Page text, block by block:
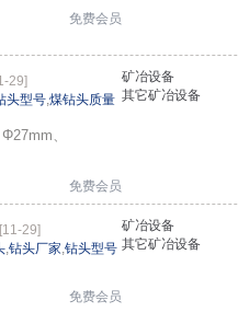
免费会员
29]
头型号,煤钻头质量
、
免费会员
矿冶设备
其它矿冶设备
[11-29]
,钻头厂家,钻头型号
免费会员
矿冶设备
其它矿冶设备